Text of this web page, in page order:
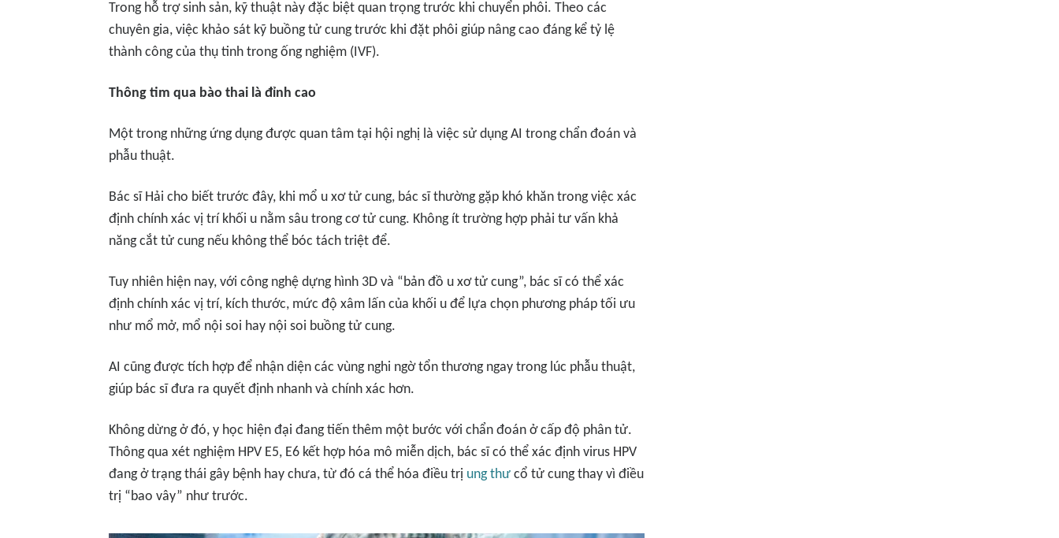
Trong hỗ trợ sinh sản, kỹ thuật này đặc biệt quan trọng trước khi chuyển phôi. Theo các
chuyên gia, việc khảo sát kỹ buồng tử cung trước khi đặt phôi giúp nâng cao đáng kể tỷ lệ
thành công của thụ tinh trong ống nghiệm (IVF).
Thông tim qua bào thai là đỉnh cao
Một trong những ứng dụng được quan tâm tại hội nghị là việc sử dụng AI trong chẩn đoán và
phẫu thuật.
Bác sĩ Hải cho biết trước đây, khi mổ u xơ tử cung, bác sĩ thường gặp khó khăn trong việc xác
định chính xác vị trí khối u nằm sâu trong cơ tử cung. Không ít trường hợp phải tư vấn khả
năng cắt tử cung nếu không thể bóc tách triệt để.
Tuy nhiên hiện nay, với công nghệ dựng hình 3D và “bản đồ u xơ tử cung”, bác sĩ có thể xác
định chính xác vị trí, kích thước, mức độ xâm lấn của khối u để lựa chọn phương pháp tối ưu
như mổ mở, mổ nội soi hay nội soi buồng tử cung.
AI cũng được tích hợp để nhận diện các vùng nghi ngờ tổn thương ngay trong lúc phẫu thuật,
giúp bác sĩ đưa ra quyết định nhanh và chính xác hơn.
Không dừng ở đó, y học hiện đại đang tiến thêm một bước với chẩn đoán ở cấp độ phân tử.
Thông qua xét nghiệm HPV E5, E6 kết hợp hóa mô miễn dịch, bác sĩ có thể xác định virus HPV
đang ở trạng thái gây bệnh hay chưa, từ đó cá thể hóa điều trị ung thư cổ tử cung thay vì điều
trị “bao vây” như trước.